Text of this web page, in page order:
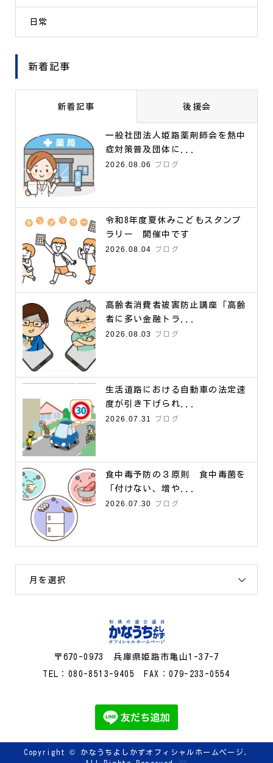
日常
新着記事
新着記事 後援会
一般社団法人姫路薬剤師会を熱中
症対策普及団体に...
2026.08.06
ブログ
令和8年度夏休みこどもスタンプ
ラリー 開催中です
2026.08.04
ブログ
高齢者消費者被害防止講座「高齢
者に多い金融トラ...
2026.08.03
ブログ
生活道路における自動車の法定速
度が引き下げられ...
2026.07.31
ブログ
食中毒予防の３原則 食中毒菌を
「付けない、増や...
2026.07.30
ブログ
月を選択
〒670-0973 兵庫県姫路市亀山1-37-7
TEL：080-8513-9405 FAX：079-233-0554
Copyright ©
かなうちよしかずオフィシャルホームページ.